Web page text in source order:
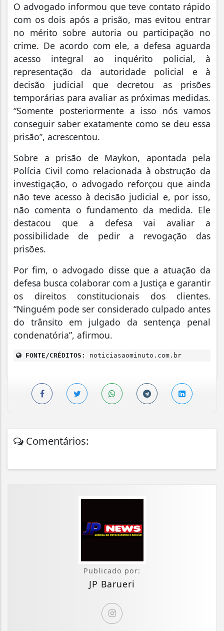
O advogado informou que teve contato rápido
com os dois após a prisão, mas evitou entrar
no mérito sobre autoria ou participação no
crime. De acordo com ele, a defesa aguarda
acesso integral ao inquérito policial, à
representação da autoridade policial e à
decisão judicial que decretou as prisões
temporárias para avaliar as próximas medidas.
“Somente posteriormente a isso nós vamos
conseguir saber exatamente como se deu essa
prisão”, acrescentou.
Sobre a prisão de Maykon, apontada pela
Polícia Civil como relacionada à obstrução da
investigação, o advogado reforçou que ainda
não teve acesso à decisão judicial e, por isso,
não comenta o fundamento da medida. Ele
destacou que a defesa vai avaliar a
possibilidade de pedir a revogação das
prisões.
Por fim, o advogado disse que a atuação da
defesa busca colaborar com a Justiça e garantir
os direitos constitucionais dos clientes.
“Ninguém pode ser considerado culpado antes
do trânsito em julgado da sentença penal
condenatória”, afirmou.
FONTE/CRÉDITOS: noticiasaominuto.com.br
Comentários:
Publicado por:
JP Barueri